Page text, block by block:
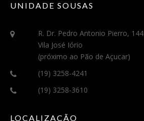
UNIDADE SOUSAS
R. Dr. Pedro Antonio Pierro, 144
Vila José Iório
(próximo ao Pão de Açucar)
(19) 3258-4241
(19) 3258-3610
LOCALIZAÇÃO